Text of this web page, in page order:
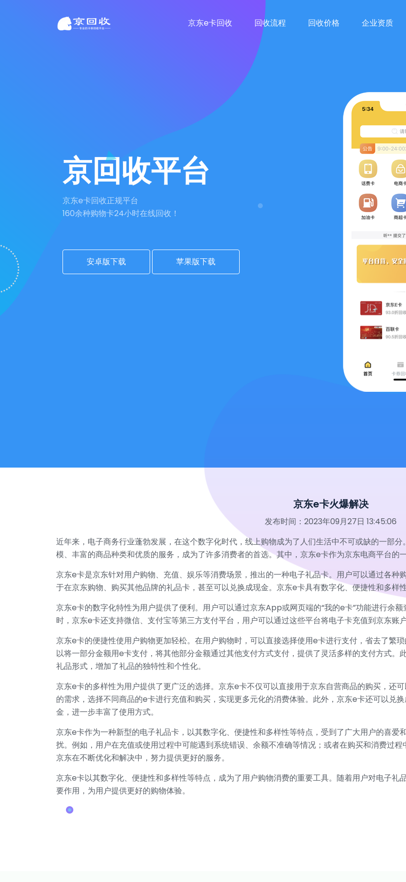
京东e卡回收 回收流程 回收价格 企业资质
京回收平台
京东e卡回收正规平台
160余种购物卡24小时在线回收！
安卓版下载 苹果版下载
京东e卡火爆解决
发布时间：2023年09月27日 13:45:06
近年来，电子商务行业蓬勃发展，在这个数字化时代，线上购物成为了人们生活中不可或缺的一部
模、丰富的商品种类和优质的服务，成为了许多消费者的首选。其中，京东e卡作为京东电商平台的
京东e卡是京东针对用户购物、充值、娱乐等消费场景，推出的一种电子礼品卡。用户可以通过各种
于在京东购物、购买其他品牌的礼品卡，甚至可以兑换成现金。京东e卡具有数字化、便捷性和多样
京东e卡的数字化特性为用户提供了便利。用户可以通过京东App或网页端的“我的e卡”功能进行余
时，京东e卡还支持微信、支付宝等第三方支付平台，用户可以通过这些平台将电子卡充值到京东账
京东e卡的便捷性使用户购物更加轻松。在用户购物时，可以直接选择使用e卡进行支付，省去了繁
以将一部分金额用e卡支付，将其他部分金额通过其他支付方式支付，提供了灵活多样的支付方式
礼品形式，增加了礼品的独特性和个性化。
京东e卡的多样性为用户提供了更广泛的选择。京东e卡不仅可以直接用于京东自营商品的购买，还
的需求，选择不同商品的e卡进行充值和购买，实现更多元化的消费体验。此外，京东e卡还可以兑
金，进一步丰富了使用方式。
京东e卡作为一种新型的电子礼品卡，以其数字化、便捷性和多样性等特点，受到了广大用户的喜爱
扰。例如，用户在充值或使用过程中可能遇到系统错误、余额不准确等情况；或者在购买和消费过
京东在不断优化和解决中，努力提供更好的服务。
京东e卡以其数字化、便捷性和多样性等特点，成为了用户购物消费的重要工具。随着用户对电子
要作用，为用户提供更好的购物体验。